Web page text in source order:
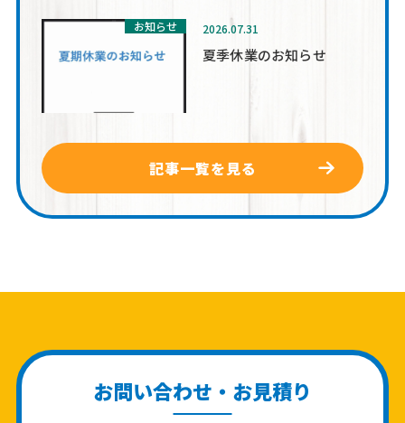
お知らせ 2026.07.31
夏季休業のお知らせ
記事一覧を見る
お問い合わせ・お見積り